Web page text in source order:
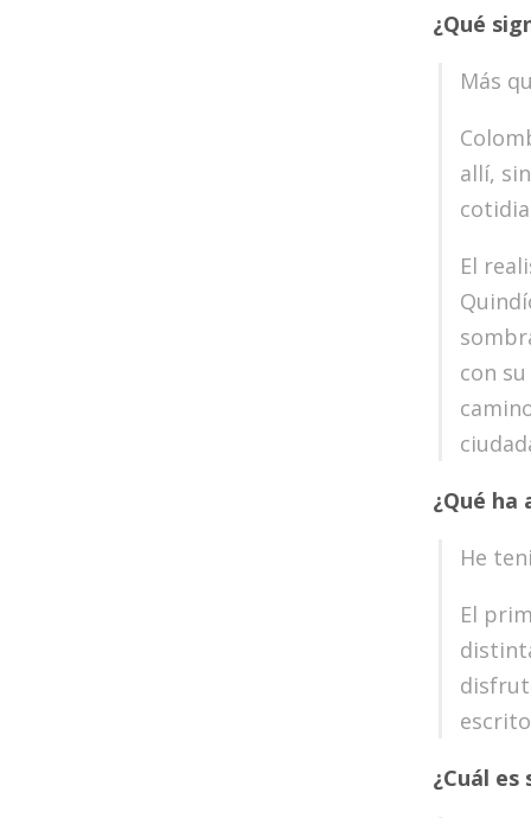
¿Qué
Más
allí,
El
con
¿Qué ha
He
El
¿Cuál es